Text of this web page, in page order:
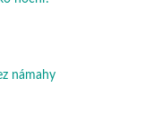
a bez námahy